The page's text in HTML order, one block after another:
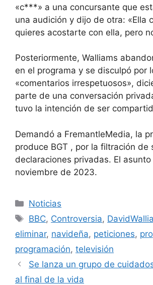
«c***» a una concursante que
una audición y dijo de otra: «Ella
quieres acostarte con ella, pero
Posteriormente, Walliams
en el programa y se disculpó por
«comentarios irrespetuosos»,
parte de una conversación
tuvo la intención de ser
Demandó a FremantleMedia, la
produce BGT , por la filtración de
declaraciones privadas. El
noviembre de 2023.
Categorías
Noticias
Etiquetas
BBC, Controversia,
eliminar, navideña, peticiones,
programación, televisión
Se lanza un grupo de
al final de la vida